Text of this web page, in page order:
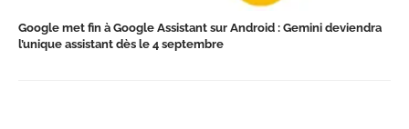
Google met fin à Google Assistant sur Android : Gemini deviendra
l’unique assistant dès le 4 septembre